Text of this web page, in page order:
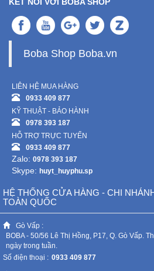
Boba Shop Boba.vn
LIÊN HỆ MUA HÀNG
0933 409 877
KỸ THUẬT - BẢO HÀNH
0978 393 187
HỖ TRỢ TRỰC TUYẾN
0933 409 877
Zalo: 0978 393 187
Skype: huyt_huyphu.sp
HỆ THỐNG CỬA HÀNG - CHI
TOÀN QUỐC
Gò Vấp :
BOBA - 50/56 Lê Thị Hồng, P17, Q. Gò Vấp.
ngày trong tuần.
Số điện thoại : 0933 409 877